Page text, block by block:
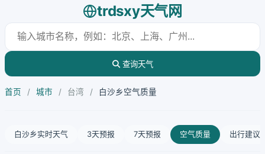
trdsxy天气网
查询天气
首页 / 城市 / 台湾 / 白沙乡空气质量
白沙乡实时天气 3天预报 7天预报 空气质量 出行建议